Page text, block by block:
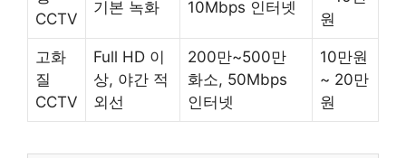
CCTV
기본 녹화
10Mbps 인터넷
원
고화
질
CCTV
Full HD 이
상, 야간 적
외선
200만~500만
화소, 50Mbps
인터넷
10만원
~ 20만
원